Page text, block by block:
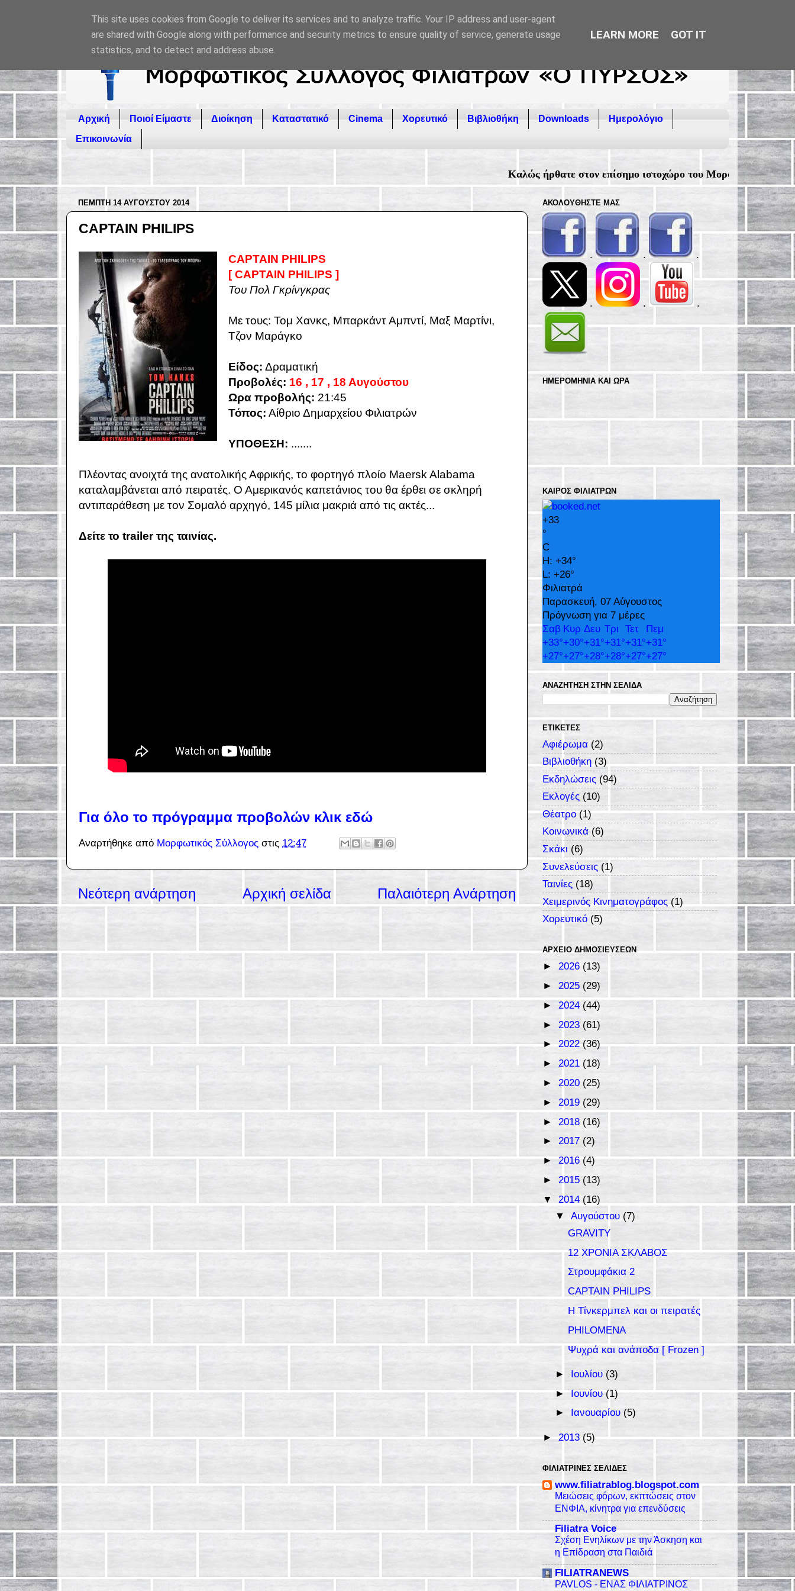
Αρχική Ποιοί Είμαστε Διοίκηση Καταστατικό Cinema Χορευτικό Βιβλιοθήκη Downloads
Ημερολόγιο
Επικοινωνία
Καλώς ήρθατε στον επίσημο ιστοχώρο του Μορφωτικού Συλλόγου
ΠΈΜΠΤΗ 14 ΑΥΓΟΎΣΤΟΥ 2014
CAPTAIN PHILIPS
CAPTAIN PHILIPS
[ CAPTAIN PHILIPS ]
Του Πολ Γκρίνγκρας
Με τους: Τομ Χανκς, Μπαρκάντ Αμπντί, Μαξ Μαρτίνι,
Τζον Μαράγκο
Είδος: Δραματική
Προβολές: 16 , 17 , 18 Αυγούστου
Ωρα προβολής: 21:45
Τόπος: Αίθριο Δημαρχείου Φιλιατρών
ΥΠΟΘΕΣΗ: .......
Πλέοντας ανοιχτά της ανατολικής Αφρικής, το φορτηγό πλοίο Maersk Alabama
καταλαμβάνεται από πειρατές. Ο Αμερικανός καπετάνιος του θα έρθει σε σκληρή
αντιπαράθεση με τον Σομαλό αρχηγό, 145 μίλια μακριά από τις ακτές...
Δείτε το trailer της ταινίας.
Για όλο το πρόγραμμα προβολών κλικ εδώ
Αναρτήθηκε από Μορφωτικός Σύλλογος στις 12:47
Νεότερη ανάρτηση Παλαιότερη Ανάρτηση
Αρχική σελίδα
ΑΚΟΛΟΥΘΉΣΤΕ ΜΑΣ
. . .
. . .
ΗΜΕΡΟΜΗΝΊΑ ΚΑΙ ΩΡΑ
ΚΑΙΡΌΣ ΦΙΛΙΑΤΡΏΝ
+33
°
C
H: +34°
L: +26°
Φιλιατρά
Παρασκευή, 07 Αύγουστος
Πρόγνωση για 7 μέρες
Σαβ Κυρ Δευ Τρι Τετ
Πεμ
+33°+30°+31°+31°+31°+31°
+27°+27°+28°+28°+27°+27°
ΑΝΑΖΉΤΗΣΗ ΣΤΗΝ ΣΕΛΊΔΑ
ΕΤΙΚΈΤΕΣ
Αφιέρωμα (2)
Βιβλιοθήκη (3)
Εκδηλώσεις (94)
Εκλογές (10)
Θέατρο (1)
Κοινωνικά (6)
Σκάκι (6)
Συνελεύσεις (1)
Ταινίες (18)
Χειμερινός Κινηματογράφος (1)
Χορευτικό (5)
ΑΡΧΕΊΟ ΔΗΜΟΣΙΕΎΣΕΩΝ
► 2026 (13)
► 2025 (29)
► 2024 (44)
► 2023 (61)
►2022(36)
► 2021 (18)
► 2020 (25)
► 2019 (29)
► 2018 (16)
► 2017 (2)
►2016 (4)
► 2015 (13)
▼ 2014 (16)
▼ Αυγούστου (7)
GRAVITY
12 ΧΡΟΝΙΑ ΣΚΛΑΒΟΣ
Στρουμφάκια 2
CAPTAIN PHILIPS
Η Τίνκερμπελ και οι πειρατές
PHILOMENA
Ψυχρά και ανάποδα [ Frozen ]
► Ιουλίου (3)
►Ιουνίου(1)
►
Ιανουαρίου (5)
►2013(5)
ΦΙΛΙΑΤΡΙΝΈΣ ΣΕΛΊΔΕΣ
www.filiatrablog.blogspot.com
Μειώσεις φόρων, εκπτώσεις στον
ΕΝΦΙΑ, κίνητρα για επενδύσεις
Filiatra Voice
Σχέση Ενηλίκων με την Άσκηση και
η Επίδραση στα Παιδιά
FILIATRANEWS
PAVLOS - ΕΝΑΣ ΦΙΛΙΑΤΡΙΝΟΣ
This site uses cookies from Google to deliver its services and to analyze traffic. Your IP address and user-agent
are shared with Google along with performance and security metrics to ensure quality of service, generate usage
statistics, and to detect and address abuse.
LEARN MORE GOT IT